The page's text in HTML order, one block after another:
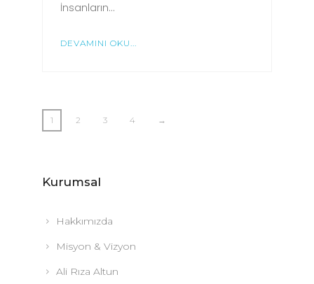
İnsanların…
DEVAMINI OKU...
1 2 3 4 →
Kurumsal
Hakkımızda
Misyon & Vizyon
Ali Rıza Altun